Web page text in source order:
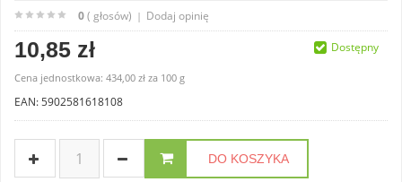
0( głosów) | Dodaj opinię
10,85 zł
Cena jednostkowa: 434,00 zł za 100 g
EAN: 5902581618108
DO KOSZYKA
Dostępny